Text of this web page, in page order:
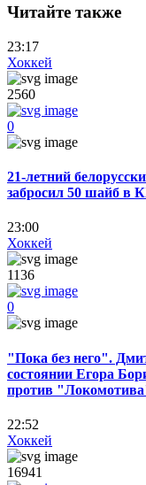
Читайте также
23:17
Хоккей
2560
0
21-летний
забросил 50 шайб в
23:00
Хоккей
1136
0
"Пока без него".
состоянии Егора
против
22:52
Хоккей
16941